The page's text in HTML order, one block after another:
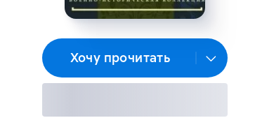
Хочу прочитать